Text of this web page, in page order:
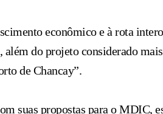
econômico e à rota
do projeto considerado
de Chancay”.
suas propostas para o MDIC,